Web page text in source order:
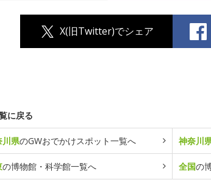
X(旧Twitter)でシェア
に戻る
川県のGWおでかけスポット一覧へ 神奈川
の博物館・科学館一覧へ 全国の